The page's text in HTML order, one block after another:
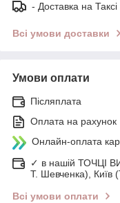
- Доставка на
Всі умови доставки
Умови оплати
Післяплата
Оплата на рахунок
Онлайн-оплата
✓ в нашій ТОЧЦІ
Т. Шевченка), Київ
Всі умови оплати